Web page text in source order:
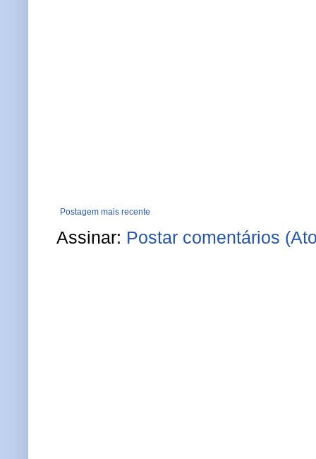
Postagem mais recente
Assinar: Postar comentários